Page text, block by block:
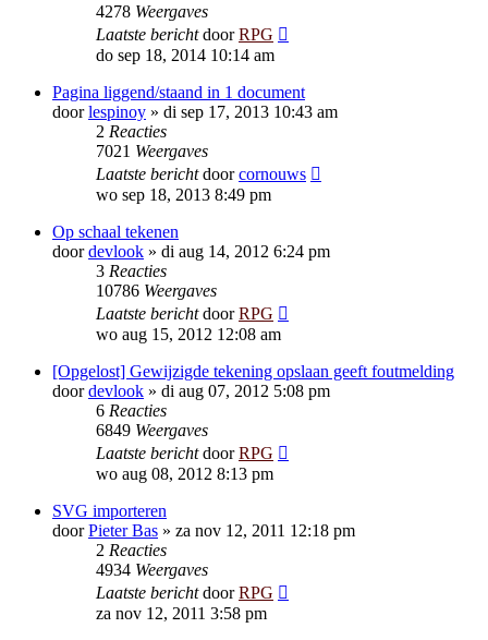
4278 Weergaves
Laatste berichtdoorRPG
do sep 18, 2014 10:14 am
Pagina liggend/staand in 1 document
doorlespinoy » di sep 17, 2013 10:43 am
2 Reacties
7021 Weergaves
Laatste berichtdoorcornouws
wo sep 18, 2013 8:49 pm
Op schaal tekenen
doordevlook » di aug 14, 2012 6:24 pm
3 Reacties
10786 Weergaves
Laatste berichtdoorRPG
wo aug 15, 2012 12:08 am
[Opgelost] Gewijzigde tekening opslaan geeft foutmelding
doordevlook » di aug 07, 2012 5:08 pm
6 Reacties
6849 Weergaves
Laatste berichtdoorRPG
wo aug 08, 2012 8:13 pm
SVG importeren
doorPieter Bas » za nov 12, 2011 12:18 pm
2 Reacties
4934 Weergaves
Laatste berichtdoorRPG
za nov 12, 2011 3:58 pm